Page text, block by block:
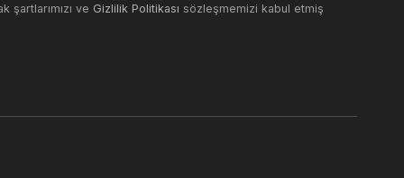
şartlarımızı ve Gizlilik Politikası sözleşmemizi kabul etmiş